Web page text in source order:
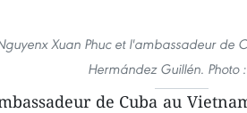
Xuan Phuc et l'ambassadeur de
Hermández Guillén. Photo
de Cuba au